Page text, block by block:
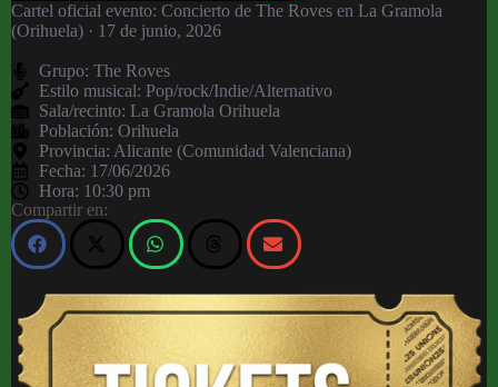
Cartel oficial evento: Concierto de The Roves en La Gramola
(Orihuela) · 17 de junio, 2026
Grupo: The Roves
Estilo musical: Pop/rock/Indie/Alternativo
Sala/recinto: La Gramola Orihuela
Población: Orihuela
Provincia: Alicante (Comunidad Valenciana)
Fecha: 17/06/2026
Hora: 10:30 pm
Compartir en: